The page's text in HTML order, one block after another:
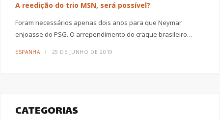
A reedição do trio MSN, será possível?
Foram necessários apenas dois anos para que Neymar
enjoasse do PSG. O arrependimento do craque brasileiro…
ESPANHA 25 DE JUNHO DE 2019
CATEGORIAS